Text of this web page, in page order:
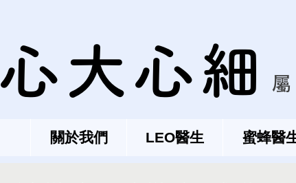
心大心細
關於我們 LEO醫生 蜜蜂醫